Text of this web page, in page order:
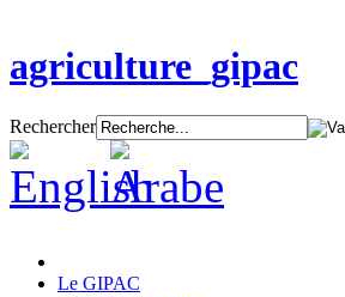
agriculture_gipac
Rechercher
Le GIPAC